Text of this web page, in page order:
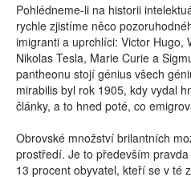
Pohlédneme-li na historii
rychle zjistíme něco
imigranti a uprchlíci: Victor Hugo,
Nikolas Tesla, Marie Curie a
pantheonu stojí génius všech
mirabilis byl rok 1905, kdy vydal
články, a to hned poté, co
Obrovské množství brilantních
prostředí. Je to především
13 procent obyvatel, kteří se v té